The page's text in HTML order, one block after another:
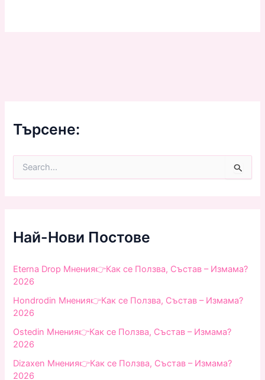
Търсене:
f
o
:
Най-Нови Постове
Eterna Drop Мнения👉Как се Ползва, Състав – Измама?
2026
Hondrodin Мнения👉Как се Ползва, Състав – Измама?
2026
Ostedin Мнения👉Как се Ползва, Състав – Измама?
2026
Dizaxen Мнения👉Как се Ползва, Състав – Измама?
2026